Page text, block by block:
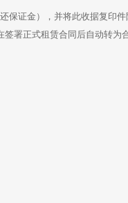
保证金），并将此收据复印件
署正式租赁合同后自动转为